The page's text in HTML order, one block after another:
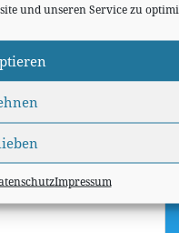
und unseren Service zu
Impressum